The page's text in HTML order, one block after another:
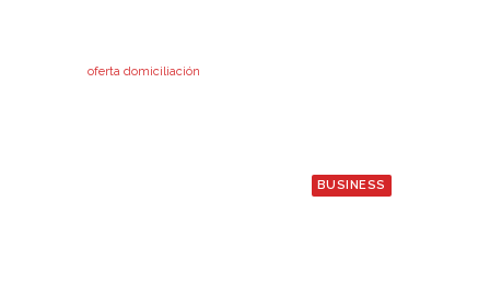
oferta domiciliación
BUSINESS